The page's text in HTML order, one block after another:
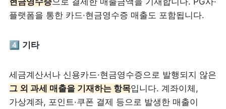
플랫폼을 통한 카드·현금영수증 매출도 포함됩니다.
4️⃣ 기타
그 외 과세 매출을 기재하는 항목입니다. 계좌이체,
가상계좌, 포인트·쿠폰 결제 등으로 발생한 매출이